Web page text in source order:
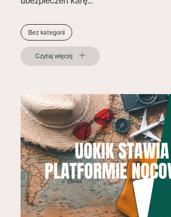
Bez kategorii
Czytaj więcej